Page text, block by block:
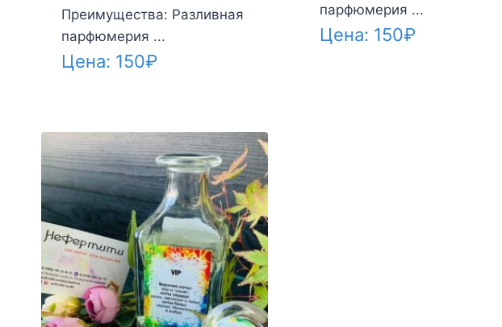
Преимущества: Разливная
парфюмерия ...
Цена: 150₽
парфюмерия ...
Цена: 150₽